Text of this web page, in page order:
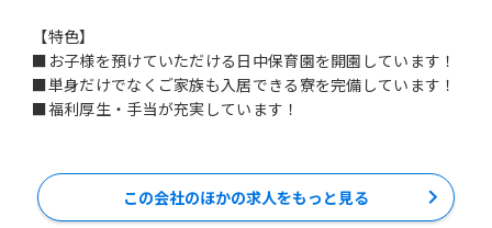
【特色】
■お子様を預けていただける日中保育園を開園しています！
■単身だけでなくご家族も入居できる寮を完備しています！
■福利厚生・手当が充実しています！
この会社のほかの求人をもっと見る